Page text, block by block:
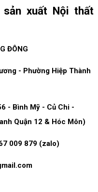
xuất Nội thất
ĐÔNG
- Phường Hiệp Thành
- Bình Mỹ - Củ Chi -
Quận 12 & Hóc Môn)
009 879 (zalo)